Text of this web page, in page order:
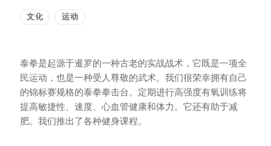
文化 运动
泰拳是起源于暹罗的一种古老的实战战术，它既是一项全
民运动，也是一种受人尊敬的武术。我们很荣幸拥有自己
的锦标赛规格的泰拳拳击台。定期进行高强度有氧训练将
提高敏捷性、速度、心血管健康和体力。它还有助于减
肥。我们推出了各种健身课程。